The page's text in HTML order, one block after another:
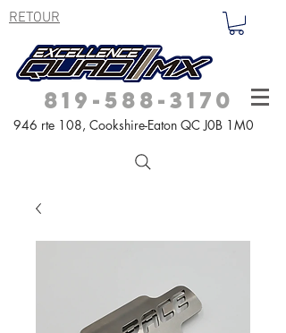
RETOUR
819-588-3170
946 rte 108, Cookshire-Eaton QCJ0B 1M0